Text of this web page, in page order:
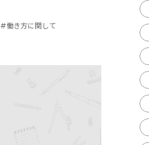
#働き方に関して